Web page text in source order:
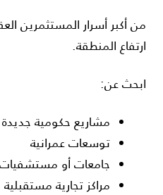
من أكبر أسرار المستثمرين
ارتفاع المنطقة.
ابحث عن:
مشاريع حكومية جديدة
توسعات عمرانية
جامعات أو
مراكز تجارية مستقبلية